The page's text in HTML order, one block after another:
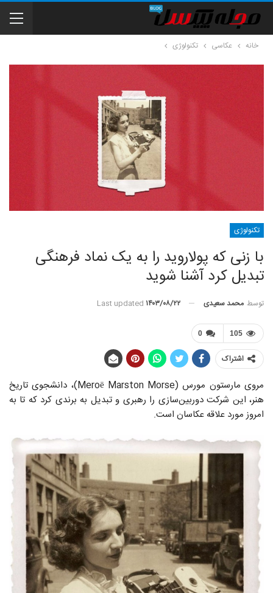
خانه عکاسی تکنولوژی
تکنولوژی
با زنی که پولاروید را به یک نماد فرهنگی
تبدیل کرد آشنا شوید
توسط محمد سعیدی Last updated ۱۴۰۳/۰۸/۲۲
0 105
اشتراک
مروی مارستون مورس (Meroë Marston Morse)، دانشجوی تاریخ
هنر، این شرکت دوربین‌سازی را رهبری و تبدیل به برندی کرد که تا به
امروز مورد علاقه عکاسان است.